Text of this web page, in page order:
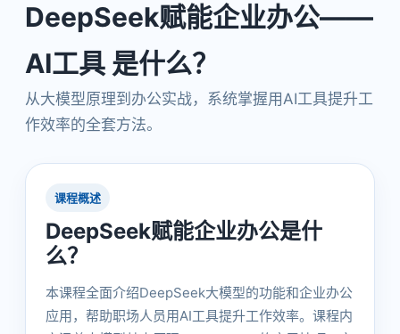
DeepSeek赋能企业办公——
AI工具 是什么？
从大模型原理到办公实战，系统掌握用AI工具提升工
作效率的全套方法。
课程概述
DeepSeek赋能企业办公是什
么？
本课程全面介绍DeepSeek大模型的功能和企业办公
应用，帮助职场人员用AI工具提升工作效率。课程内